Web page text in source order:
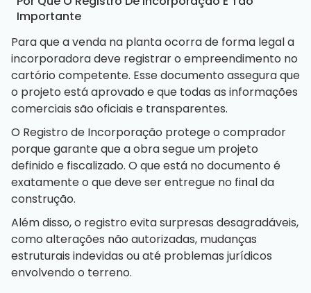
Importante
Para que a venda na planta ocorra de forma legal a
incorporadora deve registrar o empreendimento no
cartório competente. Esse documento assegura que
o projeto está aprovado e que todas as informações
comerciais são oficiais e transparentes.
O Registro de Incorporação protege o comprador
porque garante que a obra segue um projeto
definido e fiscalizado. O que está no documento é
exatamente o que deve ser entregue no final da
construção.
Além disso, o registro evita surpresas desagradáveis,
como alterações não autorizadas, mudanças
estruturais indevidas ou até problemas jurídicos
envolvendo o terreno.